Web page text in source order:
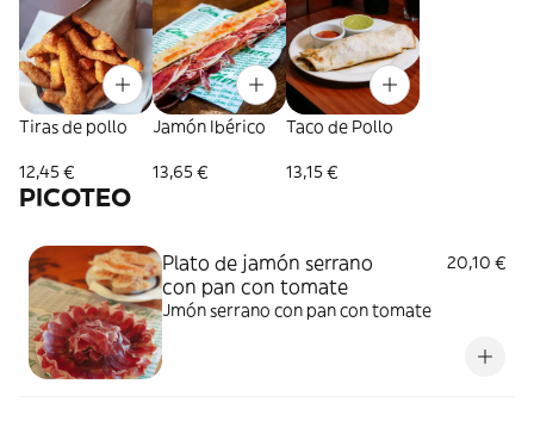
Tiras de pollo
12,45 €
Jamón Ibérico
13,65 €
Taco de Pollo
13,15 €
PICOTEO
Plato de jamón serrano
con pan con tomate
20,10 €
Jmón serrano con pan con tomate